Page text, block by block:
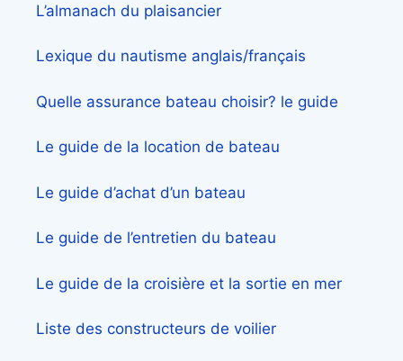
L’almanach du plaisancier
Lexique du nautisme anglais/français
Quelle assurance bateau choisir? le guide
Le guide de la location de bateau
Le guide d’achat d’un bateau
Le guide de l’entretien du bateau
Le guide de la croisière et la sortie en mer
Liste des constructeurs de voilier